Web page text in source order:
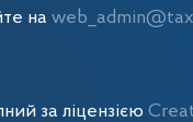
на
за ліцензією